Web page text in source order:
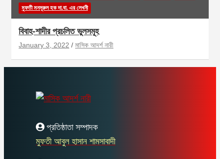
মুফতী মনসূরুল হক দা.বা. এর লেখনী
বিবাহ-শাদীর প্রচলিত ভুলসমূহ
January 3, 2022 মাসিক আদর্শ নারী
প্রতিষ্ঠাতা সম্পাদক
মুফতী আবুল হাসান শামসাবাদী